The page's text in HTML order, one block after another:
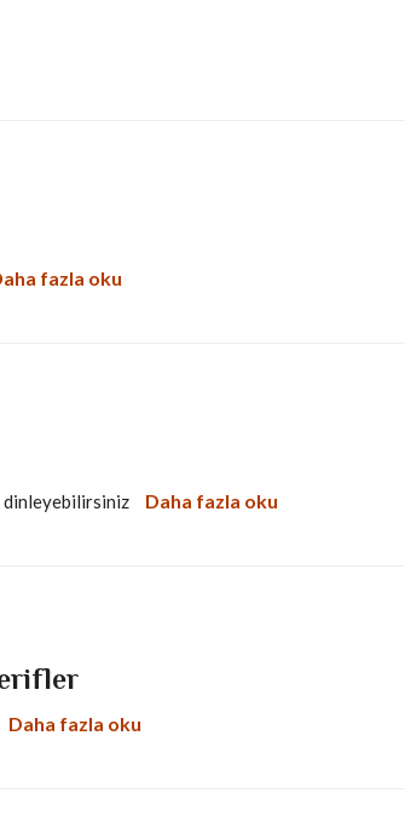
fazla oku
dinleyebilirsiniz Daha fazla oku
Daha fazla oku